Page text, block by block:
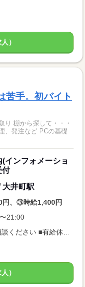
）
苦手。初バイト
り 棚から探して・・・
、発注など PCの基礎
ンフォメーショ
付
大井町駅
、③時給1,400円
21:00
■休日の希望は面接時にお気軽にご相談ください ■有給休暇・産休・育休あり アルバイトの方も、有休はもちろん、産休育休を取得できます（取得実績あり）。 カムバックして活躍中の方もどんどん増えています。
）